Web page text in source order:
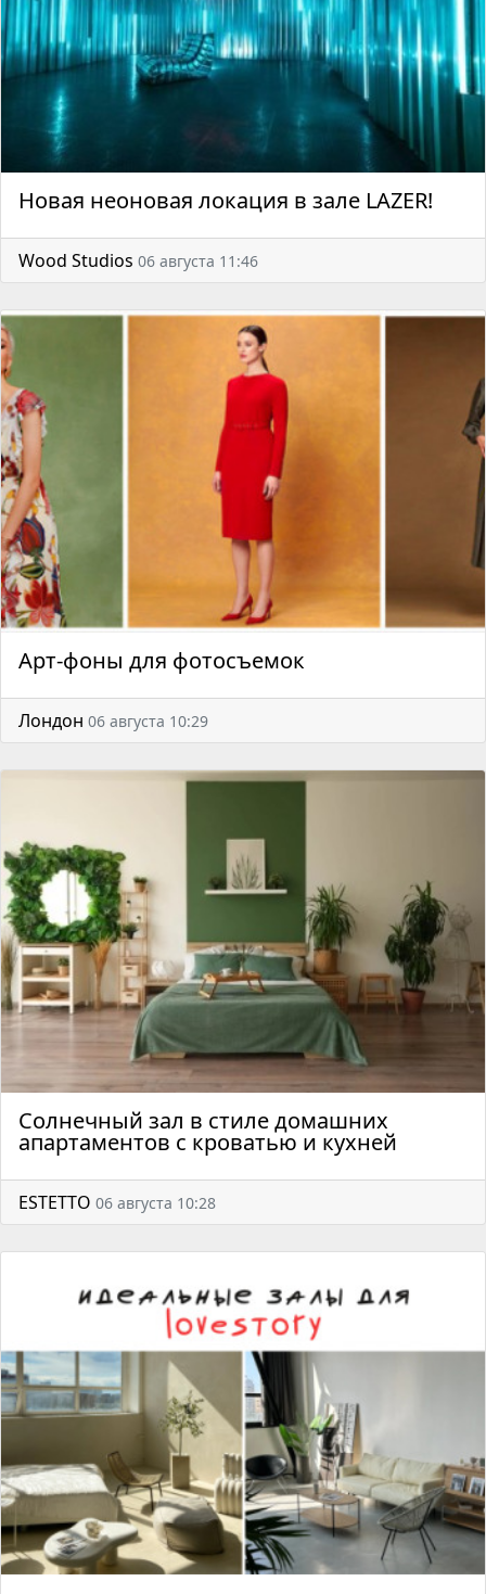
Новая неоновая локация в зале LAZER!
Wood Studios 06 августа 11:46
Арт-фоны для фотосъемок
Лондон 06 августа 10:29
Солнечный зал в стиле домашних
апартаментов с кроватью и кухней
ESTETTO 06 августа 10:28